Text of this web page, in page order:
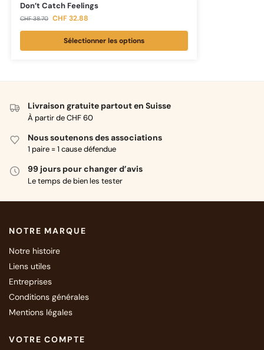
Don’t Catch Feelings
CHF38.70 CHF32.88
Sélectionner les options
Livraison gratuite partout en Suisse
À partir de CHF 60
Nous soutenons des associations
1 paire = 1 cause défendue
99 jours pour changer d’avis
Le temps de bien les tester
NOTRE MARQUE
Notre histoire
Liens utiles
Entreprises
Conditions générales
Mentions légales
VOTRE COMPTE